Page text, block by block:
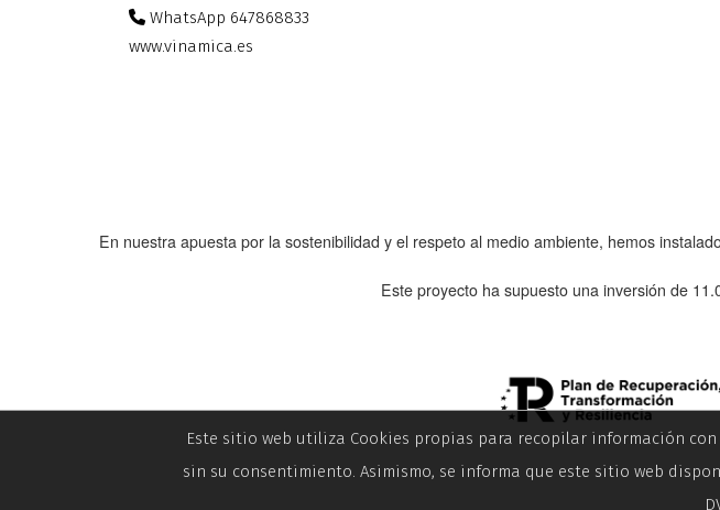
WhatsApp 647868833
www.vinamica.es
En nuestra apuesta por la sostenibilidad y el respeto al medio ambiente, hemos
Este proyecto ha supuesto una inversión de
Este sitio web utiliza Cookies propias para recopilar información
sin su consentimiento. Asimismo, se informa que este sitio web